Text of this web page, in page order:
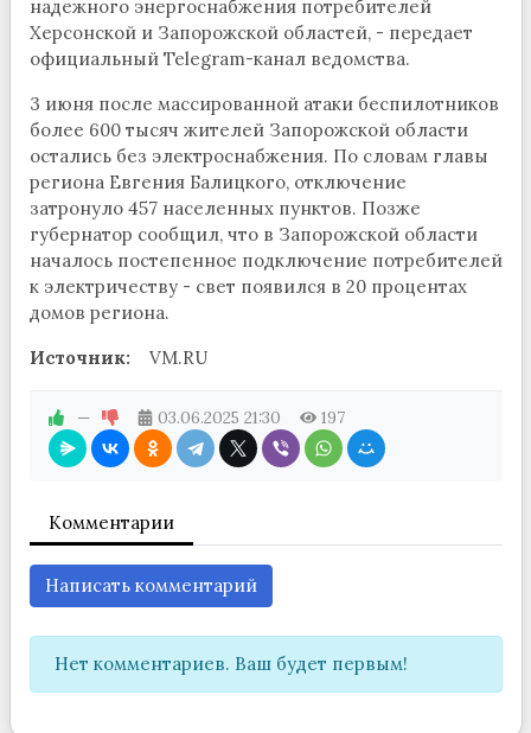
надежного энергоснабжения потребителей
Херсонской и Запорожской областей, - передает
официальный Telegram-канал ведомства.
3 июня после массированной атаки беспилотников
более 600 тысяч жителей Запорожской области
остались без электроснабжения. По словам главы
региона Евгения Балицкого, отключение
затронуло 457 населенных пунктов. Позже
губернатор сообщил, что в Запорожской области
началось постепенное подключение потребителей
к электричеству - свет появился в 20 процентах
домов региона.
Источник:
VM.RU
— 03.06.2025 21:30 197
Комментарии
Написать комментарий
Нет комментариев. Ваш будет первым!